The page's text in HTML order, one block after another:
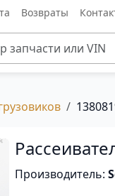
Возвраты
Производитель: